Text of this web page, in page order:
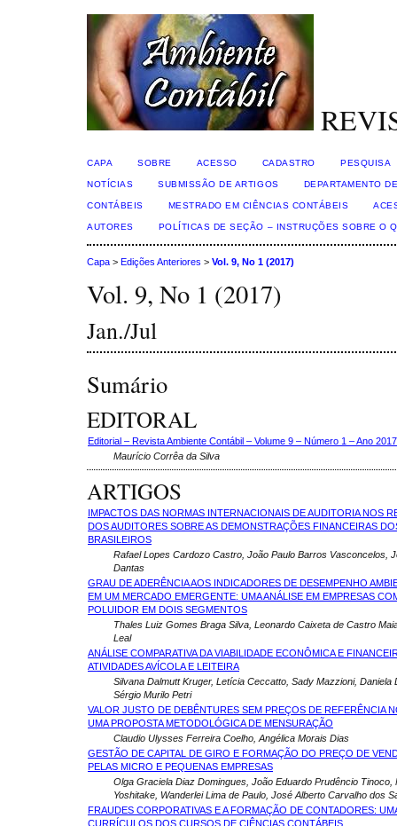
CAPA SOBRE ACESSO CADASTRO PESQUISA
NOTÍCIAS SUBMISSÃO DE ARTIGOS DEPARTAMENTO
CONTÁBEIS MESTRADO EM CIÊNCIAS CONTÁBEIS
AUTORES POLÍTICAS DE SEÇÃO – INSTRUÇÕES SOBRE O
Capa > Edições Anteriores > Vol. 9, No 1 (2017)
Vol. 9, No 1 (2017)
Jan./Jul
Sumário
EDITORAL
Editorial – Revista Ambiente Contábil – Volume 9 – Número 1 – Ano
Maurí­cio Corrêa da Silva
ARTIGOS
IMPACTOS DAS NORMAS INTERNACIONAIS DE AUDITORIA NOS
DOS AUDITORES SOBRE AS DEMONSTRAÇÕES FINANCEIRAS
BRASILEIROS
Rafael Lopes Cardozo Castro, João Paulo Barros Vasconcelos,
Dantas
GRAU DE ADERÊNCIA AOS INDICADORES DE DESEMPENHO
EM UM MERCADO EMERGENTE: UMA ANÁLISE EM EMPRESAS
POLUIDOR EM DOIS SEGMENTOS
Thales Luiz Gomes Braga Silva, Leonardo Caixeta de Castro
Leal
ANÁLISE COMPARATIVA DA VIABILIDADE ECONÔMICA E
ATIVIDADES AVÍCOLA E LEITEIRA
Silvana Dalmutt Kruger, Letícia Ceccatto, Sady Mazzioni, Daniela
Sérgio Murilo Petri
VALOR JUSTO DE DEBÊNTURES SEM PREÇOS DE REFERÊNCIA
UMA PROPOSTA METODOLÓGICA DE MENSURAÇÃO
Claudio Ulysses Ferreira Coelho, Angélica Morais Dias
GESTÃO DE CAPITAL DE GIRO E FORMAÇÃO DO PREÇO DE
PELAS MICRO E PEQUENAS EMPRESAS
Olga Graciela Diaz Domingues, João Eduardo Prudêncio Tinoco,
Yoshitake, Wanderlei Lima de Paulo, José Alberto Carvalho dos
FRAUDES CORPORATIVAS E A FORMAÇÃO DE CONTADORES:
CURRÍCULOS DOS CURSOS DE CIÊNCIAS CONTÁBEIS